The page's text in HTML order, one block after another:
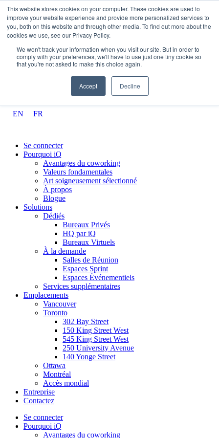
This website stores cookies on your computer. These cookies are used to
improve your website experience and provide more personalized services to
you, both on this website and through other media. To find out more about the
cookies we use, see our Privacy Policy.
We won't track your information when you visit our site. But in order to
comply with your preferences, we'll have to use just one tiny cookie so
that you're not asked to make this choice again.
Accept Decline
Aller au contenu
1-800-933-3176
contact@iqoffices.com
Entreprise fièrement canadienne
EN
FR
Se connecter
Pourquoi iQ
Avantages du coworking
Valeurs fondamentales
Art soigneusement sélectionné
À propos
Blogue
Solutions
Dédiés
Bureaux Privés
HQ par iQ
Bureaux Virtuels
À la demande
Salles de Réunion
Espaces Sprint
Espaces Événementiels
Services supplémentaires
Emplacements
Vancouver
Toronto
302 Bay Street
150 King Street West
545 King Street West
250 University Avenue
140 Yonge Street
Ottawa
Montréal
Accès mondial
Entreprise
Contactez
Se connecter
Pourquoi iQ
Avantages du coworking